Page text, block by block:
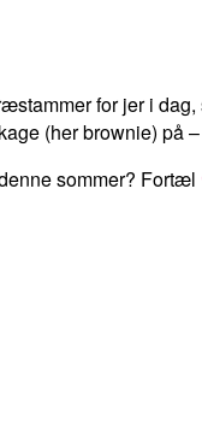
for jer i
(her brownie) på
sommer? Fortæl